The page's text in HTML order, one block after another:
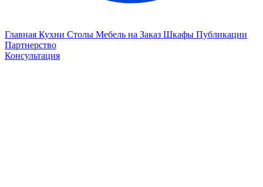
Главная Кухни Столы Мебель на Заказ Шкафы Публикации
Партнерство
Консультация